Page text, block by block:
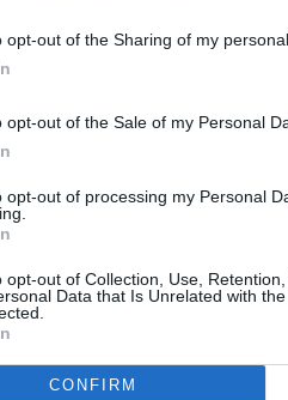
opt-out of the Sharing of my personal
opt-out of the Sale of my Personal
opt-out of processing my Personal
opt-out of Collection, Use,
Data that Is Unrelated with
CONFIRM
nous, faites un don !
SOUTENIR